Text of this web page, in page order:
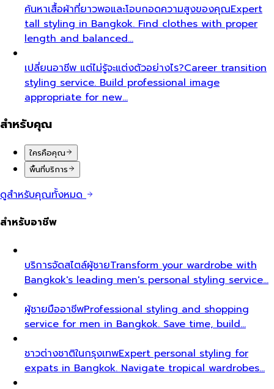
ค้นหาเสื้อผ้าที่ยาวพอและโอบกอดความสูงของคุณExpert
tall styling in Bangkok. Find clothes with proper
length and balanced…
เปลี่ยนอาชีพ แต่ไม่รู้จะแต่งตัวอย่างไร?Career transition
styling service. Build professional image
appropriate for new…
สำหรับคุณ
ใครคือคุณ
พื้นที่บริการ
ดูสำหรับคุณทั้งหมด
สำหรับอาชีพ
บริการจัดสไตล์ผู้ชายTransform your wardrobe with
Bangkok's leading men's personal styling service…
ผู้ชายมืออาชีพProfessional styling and shopping
service for men in Bangkok. Save time, build…
ชาวต่างชาติในกรุงเทพExpert personal styling for
expats in Bangkok. Navigate tropical wardrobes…